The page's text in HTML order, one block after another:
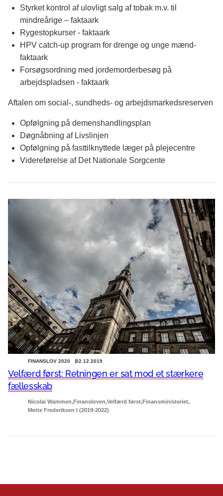
Styrket kontrol af ulovligt salg af tobak m.v. til
mindreårige – faktaark
Rygestopkurser - faktaark
HPV catch-up program for drenge og unge mænd-
faktaark
Forsøgsordning med jordemorderbesøg på
arbejdspladsen - faktaark
Aftalen om social-, sundheds- og arbejdsmarkedsreserven
Opfølgning på demenshandlingsplan
Døgnåbning af Livslinjen
Opfølgning på fasttilknyttede læger på plejecentre
Videreførelse af Det Nationale Sorgcente
02.12.2019
FINANSLOV 2020
Velfærd først: Retningen er sat mod et stærkere
fællesskab
Nicolai Wammen Finansloven Velfærd først Finansministeriet
Mette Frederiksen I (2019-2022)